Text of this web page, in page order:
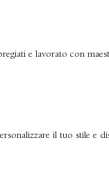
e lavorato con
il tuo stile e